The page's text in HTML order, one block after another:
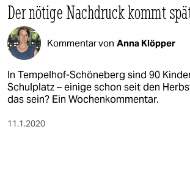
Der nötige Nachdruck kommt
Kommentar von Anna Klöpper
In Tempelhof-Schöneberg sind 90
Schulplatz – einige schon seit den
das sein? Ein Wochenkommentar.
11.1.2020